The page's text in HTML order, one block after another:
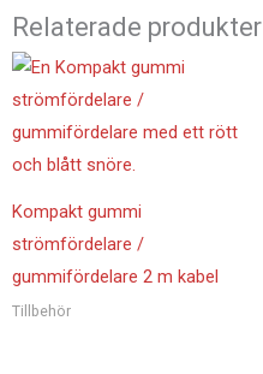
Relaterade produkter
Kompakt gummi
strömfördelare /
gummifördelare 2 m kabel
Tillbehör